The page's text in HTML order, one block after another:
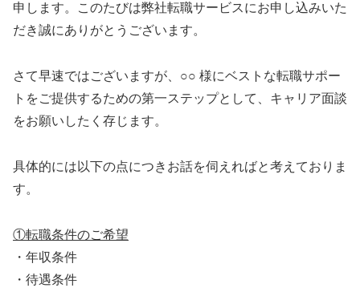
申します。このたびは弊社転職サービスにお申し込みいた
だき誠にありがとうございます。
さて早速ではございますが、○○ 様にベストな転職サポー
トをご提供するための第一ステップとして、キャリア面談
をお願いしたく存じます。
具体的には以下の点につきお話を伺えればと考えておりま
す。
①転職条件のご希望
・年収条件
・待遇条件